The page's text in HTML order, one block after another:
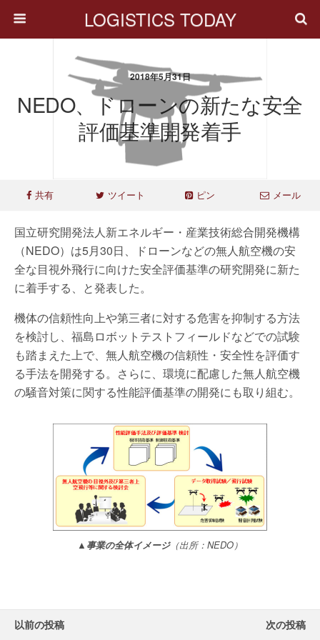
LOGISTICS TODAY
2018年5月31日
NEDO、ドローンの新たな安全
評価基準開発着手
共有 ツイート ピン メール
国立研究開発法人新エネルギー・産業技術総合開発機構
（NEDO）は5月30日、ドローンなどの無人航空機の安
全な目視外飛行に向けた安全評価基準の研究開発に新た
に着手する、と発表した。
機体の信頼性向上や第三者に対する危害を抑制する方法
を検討し、福島ロボットテストフィールドなどでの試験
も踏まえた上で、無人航空機の信頼性・安全性を評価す
る手法を開発する。さらに、環境に配慮した無人航空機
の騒音対策に関する性能評価基準の開発にも取り組む。
▲事業の全体イメージ（出所：NEDO）
以前の投稿 次の投稿